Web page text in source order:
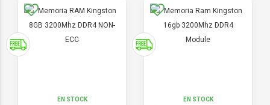
EN STOCK EN STOCK